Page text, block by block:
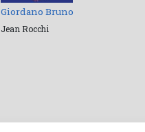
Giordano Bruno
Jean Rocchi